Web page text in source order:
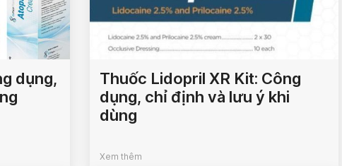
dụng,
Thuốc Lidopril XR Kit: Công
dụng, chỉ định và lưu ý khi
dùng
Xem thêm